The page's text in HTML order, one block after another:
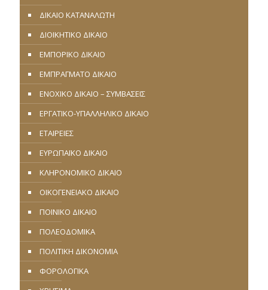
ΔΙΚΑΙΟ ΚΑΤΑΝΑΛΩΤΗ
ΔΙΟΙΚΗΤΙΚΟ ΔΙΚΑΙΟ
ΕΜΠΟΡΙΚΟ ΔΙΚΑΙΟ
ΕΜΠΡΑΓΜΑΤΟ ΔΙΚΑΙΟ
ΕΝΟΧΙΚΟ ΔΙΚΑΙΟ – ΣΥΜΒΑΣΕΙΣ
ΕΡΓΑΤΙΚΟ-ΥΠΑΛΛΗΛΙΚΟ ΔΙΚΑΙΟ
ΕΤΑΙΡΕΙΕΣ
ΕΥΡΩΠΑΪΚΟ ΔΙΚΑΙΟ
ΚΛΗΡΟΝΟΜΙΚΟ ΔΙΚΑΙΟ
ΟΙΚΟΓΕΝΕΙΑΚΟ ΔΙΚΑΙΟ
ΠΟΙΝΙΚΟ ΔΙΚΑΙΟ
ΠΟΛΕΟΔΟΜΙΚΑ
ΠΟΛΙΤΙΚΗ ΔΙΚΟΝΟΜΙΑ
ΦΟΡΟΛΟΓΙΚΑ